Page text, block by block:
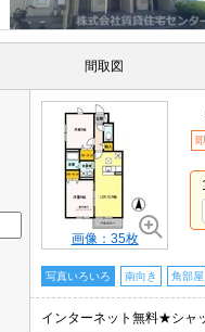
間取図
画像：35枚
写真いろいろ 南向き 角部屋
インターネット無料★シャ